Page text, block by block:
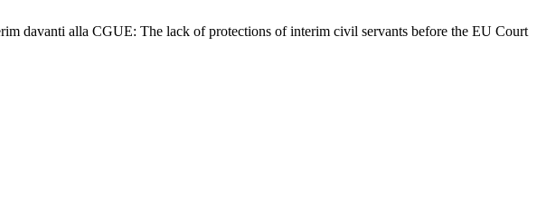
davanti alla CGUE: The lack of protections of interim civil servants before the EU Court